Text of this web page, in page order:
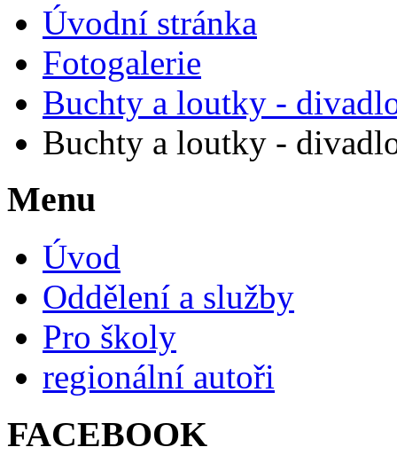
Úvodní stránka
Fotogalerie
Buchty a loutky -
Buchty a loutky -
Menu
Úvod
Oddělení a služby
Pro školy
regionální autoři
FACEBOOK